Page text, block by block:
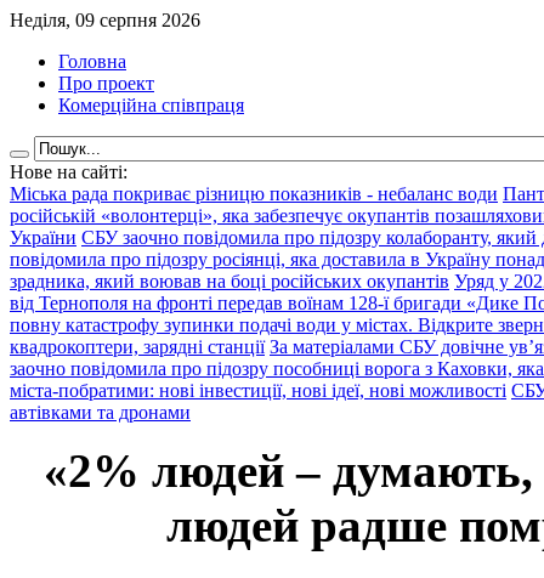
Неділя, 09 серпня 2026
Головна
Про проект
Комерційна співпраця
Нове на сайті:
Міська рада покриває різницю показників - небаланс води
російській «волонтерці», яка забезпечує окупантів
України СБУ заочно повідомила про підозру колаборанту,
повідомила про підозру росіянці, яка доставила в Україну
зрадника, який воював на боці російських окупантів Уряд у
від Тернополя на фронті передав воїнам 128-ї бригади «Дике
повну катастрофу зупинки подачі води у містах. Відкрите
квадрокоптери, зарядні станції За матеріалами СБУ довічне
заочно повідомила про підозру пособниці ворога з Каховки,
міста-побратими: нові інвестиції, нові ідеї, нові можливості СБУ
автівками та дронами
«2% людей –
людей радше